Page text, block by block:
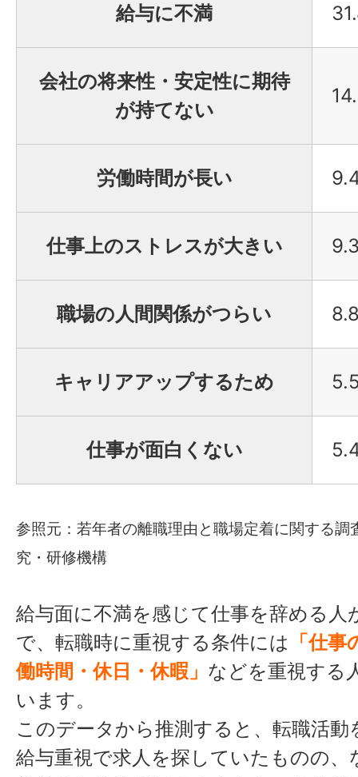
給与に不満
会社の将来性・安定性に期待
が持てない
労働時間が長い
仕事上のストレスが大きい
職場の人間関係がつらい
キャリアアップするため
仕事が面白くない
参照元： 若年者の離職理由と職場定着に関する調
究・研修機構
給与面に不満を感じて仕事を辞める人
で、転職時に重視する条件には 「仕
働時間・休日・休暇」 などを重視する
います。
このデータから推測すると、転職活動
給与重視で求人を探していたものの、